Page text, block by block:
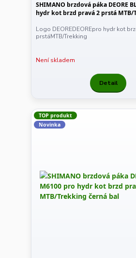
SHIMANO brzdová páka DEORE
hydr kot brzd pravá 2 prstá MTB/
Logo DEOREDEOREpro hydr kot
prstáMTB/Trekking
Není skladem
Detail
TOP produkt
Novinka